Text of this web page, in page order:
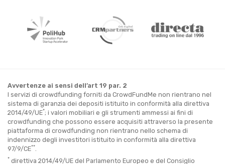
Avvertenze ai sensi dell’art 19 par. 2
I servizi di crowdfunding forniti da CrowdFundMe non rientrano nel
sistema di garanzia dei depositi istituito in conformità alla direttiva
2014/49/UE*; i valori mobiliari e gli strumenti ammessi ai fini di
crowdfunding che possono essere acquisiti attraverso la presente
piattaforma di crowdfunding non rientrano nello schema di
indennizzo degli investitori istituito in conformità alla direttiva
97/9/CE**
* direttiva 2014/49/UE del Parlamento Europeo e del Consiglio